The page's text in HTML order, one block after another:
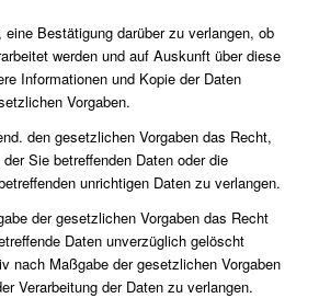
Bestätigung darüber zu verlangen, ob
werden und auf Auskunft über diese
Informationen und Kopie der Daten
Vorgaben.
den gesetzlichen Vorgaben das Recht,
Sie betreffenden Daten oder die
unrichtigen Daten zu verlangen.
der gesetzlichen Vorgaben das Recht
Daten unverzüglich gelöscht
nach Maßgabe der gesetzlichen Vorgaben
Verarbeitung der Daten zu verlangen.